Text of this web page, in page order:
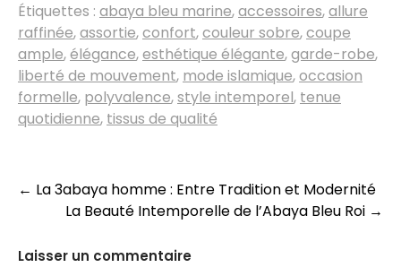
Étiquettes : abaya bleu marine,accessoires,allure
raffinée,assortie,confort,couleur sobre,coupe
ample,élégance,esthétique élégante,garde-robe,
liberté de mouvement, mode islamique,occasion
formelle, polyvalence,style intemporel, tenue
quotidienne, tissus de qualité
Navigation
articles
← La 3abaya homme : Entre Tradition et Modernité
La Beauté Intemporelle de l’Abaya Bleu Roi →
Laisser un commentaire